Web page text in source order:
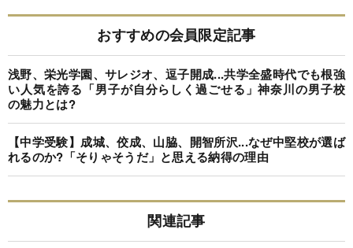
おすすめの会員限定記事
浅野、栄光学園、サレジオ、逗子開成...共学全盛時代でも根強
い人気を誇る「男子が自分らしく過ごせる」神奈川の男子校
の魅力とは?
【中学受験】成城、佼成、山脇、開智所沢...なぜ中堅校が選ば
れるのか?「そりゃそうだ」と思える納得の理由
関連記事